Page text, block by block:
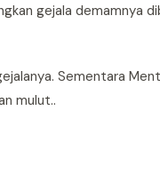
gejala demamnya
Sementara
mulut..